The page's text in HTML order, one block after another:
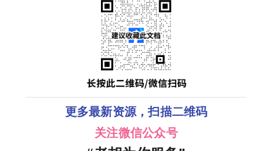
更多最新资源，扫描二维码
关注微信公众号